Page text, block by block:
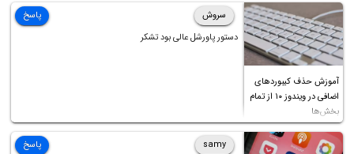
آموزش حذف کیبوردهای
اضافی در ویندوز ۱۰ از تمام
بخش‌ها
سروش
دستور پاورشل عالی بود تشکر
پاسخ
samy
پاسخ